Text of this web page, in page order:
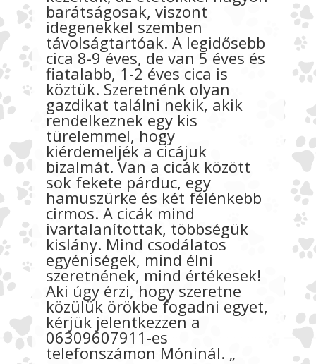
barátságosak, viszont
idegenekkel szemben
távolságtartóak. A legidősebb
cica 8-9 éves, de van 5 éves és
fiatalabb, 1-2 éves cica is
köztük. Szeretnénk olyan
gazdikat találni nekik, akik
rendelkeznek egy kis
türelemmel, hogy
kiérdemeljék a cicájuk
bizalmát. Van a cicák között
sok fekete párduc, egy
hamuszürke és két félénkebb
cirmos. A cicák mind
ivartalanítottak, többségük
kislány. Mind csodálatos
egyéniségek, mind élni
szeretnének, mind értékesek!
Aki úgy érzi, hogy szeretne
közülük örökbe fogadni egyet,
kérjük jelentkezzen a
06309607911-es
telefonszámon Móninál. „